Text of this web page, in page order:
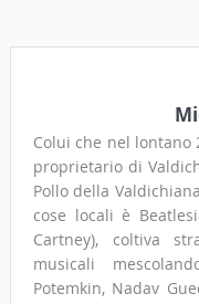
Colui che nel lontano
proprietario di
Pollo della
cose locali è
Cartney), coltiva
musicali
Potemkin, Nadav